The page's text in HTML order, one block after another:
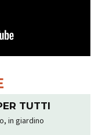
TUTTI
in giardino